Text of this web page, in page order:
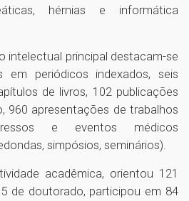
hérnias e informática
intelectual principal destacam-se
em periódicos indexados, seis
de livros, 102 publicações
960 apresentações de trabalhos
e eventos médicos
simpósios, seminários).
acadêmica, orientou 121
de doutorado, participou em 84